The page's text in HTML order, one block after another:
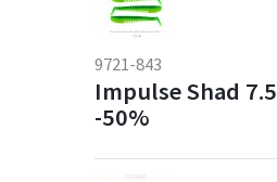
9721-843
Impulse Shad
-50%